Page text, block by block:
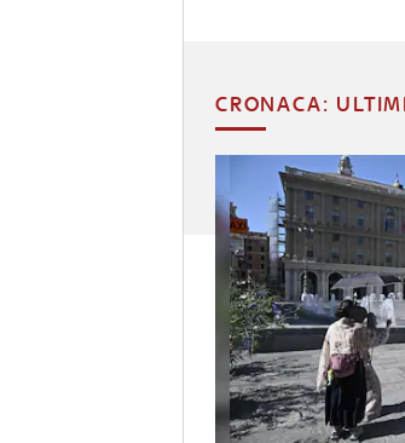
CRONACA: